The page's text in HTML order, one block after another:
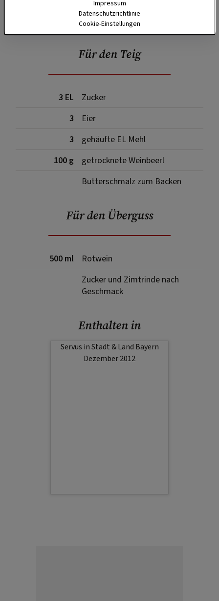
SPEICHERN DRUCKEN
Für den Teig
3 EL
Zucker
3
Eier
3
gehäufte EL Mehl
100 g
getrocknete Weinbeerl
Butterschmalz zum Backen
Für den Überguss
500 ml
Rotwein
Zucker und Zimtrinde nach
Geschmack
Enthalten in
Servus in Stadt & Land Bayern
Dezember 2012
Impressum
Datenschutzrichtlinie
Cookie-Einstellungen